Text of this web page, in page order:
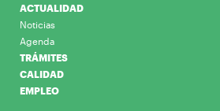
ACTUALIDAD
Noticias
Agenda
TRÁMITES
CALIDAD
EMPLEO